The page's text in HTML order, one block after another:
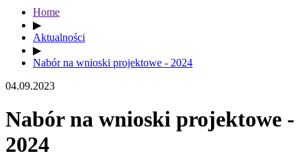
Home
▶
Aktualności
▶
Nabór na wnioski projektowe - 2024
04.09.2023
Nabór na wnioski projektowe -
2024